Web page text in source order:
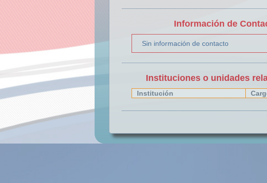
Información de
Sin información de contacto
Instituciones o unidades
Institución